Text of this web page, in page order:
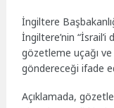
İngiltere
İngiltere’nin “İsrail’i
gözetleme uçağı
göndereceği ifade
Açıklamada,